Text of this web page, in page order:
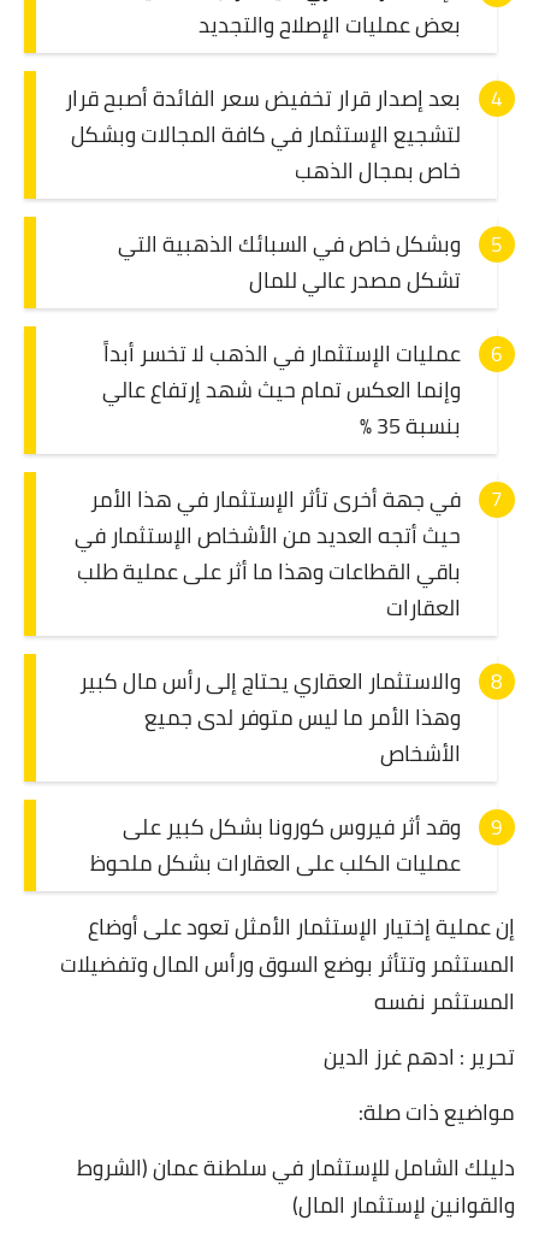
بعض عمليات الإصلاح والتجديد
بعد إصدار قرار تخفيض سعر الفائدة أصبح قرار
لتشجيع الإستثمار في كافة المجالات وبشكل
خاص بمجال الذهب
وبشكل خاص في السبائك الذهبية التي
تشكل مصدر عالي للمال
عمليات الإستثمار في الذهب لا تخسر أبداً
وإنما العكس تمام حيث شهد إرتفاع عالي
بنسبة 35 %
في جهة أخرى تأثر الإستثمار في هذا الأمر
حيث أتجه العديد من الأشخاص الإستثمار في
باقي القطاعات وهذا ما أثر على عملية طلب
العقارات
والاستثمار العقاري يحتاج إلى رأس مال كبير
وهذا الأمر ما ليس متوفر لدى جميع
الأشخاص
وقد أثر فيروس كورونا بشكل كبير على
عمليات الكلب على العقارات بشكل ملحوظ
إن عملية إختيار الإستثمار الأمثل تعود على أوضاع
المستثمر وتتأثر بوضع السوق ورأس المال وتفضيلات
المستثمر نفسه
تحرير : ادهم غرز الدين
مواضيع ذات صلة:
دليلك الشامل للإستثمار في سلطنة عمان (الشروط
والقوانين لإستثمار المال)